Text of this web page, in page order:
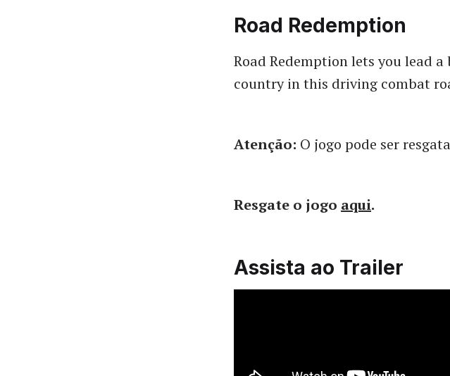
Road Redemption
Road Redemption lets you lead
country in this driving combat
Atenção: O jogo pode ser
Resgate o jogo aqui.
Assista ao Trailer